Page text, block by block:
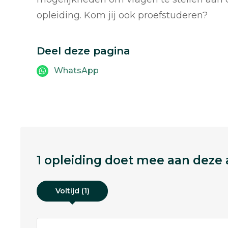
opleiding. Kom jij ook proefstuderen?
Deel deze pagina
WhatsApp
1 opleiding doet mee aan
Voltijd (1)